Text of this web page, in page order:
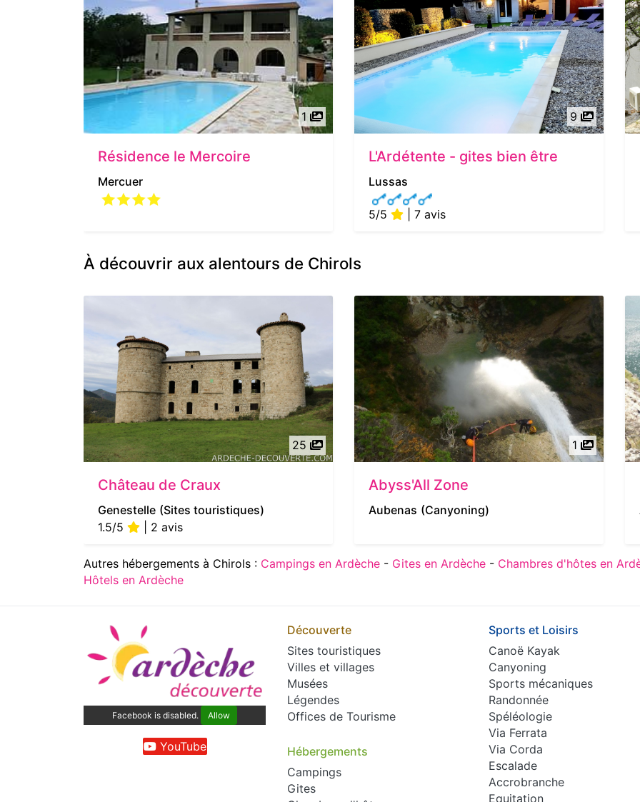
1
Résidence le Mercoire
Mercuer
9
L'Ardétente - gites bien être
Lussas
5/5 | 7 avis
À découvrir aux alentours de Chirols
25
Château de Craux
Genestelle (Sites touristiques)
1.5/5
| 2 avis
1
Abyss'All Zone
Aubenas (Canyoning)
Autres hébergements à Chirols : Campings en Ardèche - Gites en Ardèche - Chambres d'hôtes en
Hôtels en Ardèche
Facebook is disabled. Allow
YouTube
Découverte
Sites touristiques
Villes et villages
Musées
Légendes
Offices de Tourisme
Hébergements
Campings
Gites
Sports et Loisirs
Canoë Kayak
Canyoning
Sports mécaniques
Randonnée
Spéléologie
Via Ferrata
Via Corda
Escalade
Accrobranche
Equitation